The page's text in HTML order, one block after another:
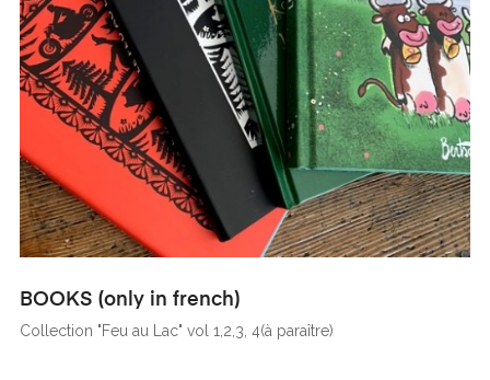
BOOKS (only in french)
Collection "Feu au Lac" vol 1,2,3, 4(à paraître)